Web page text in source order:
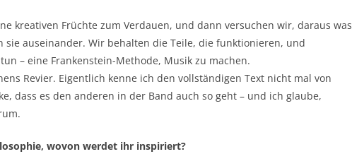
kreativen Früchte zum Verdauen, und dann versuchen wir, daraus was
sie auseinander. Wir behalten die Teile, die funktionieren, und
– eine Frankenstein-Methode, Musik zu machen.
Revier. Eigentlich kenne ich den vollständigen Text nicht mal von
dass es den anderen in der Band auch so geht – und ich glaube,
wovon werdet ihr inspiriert?